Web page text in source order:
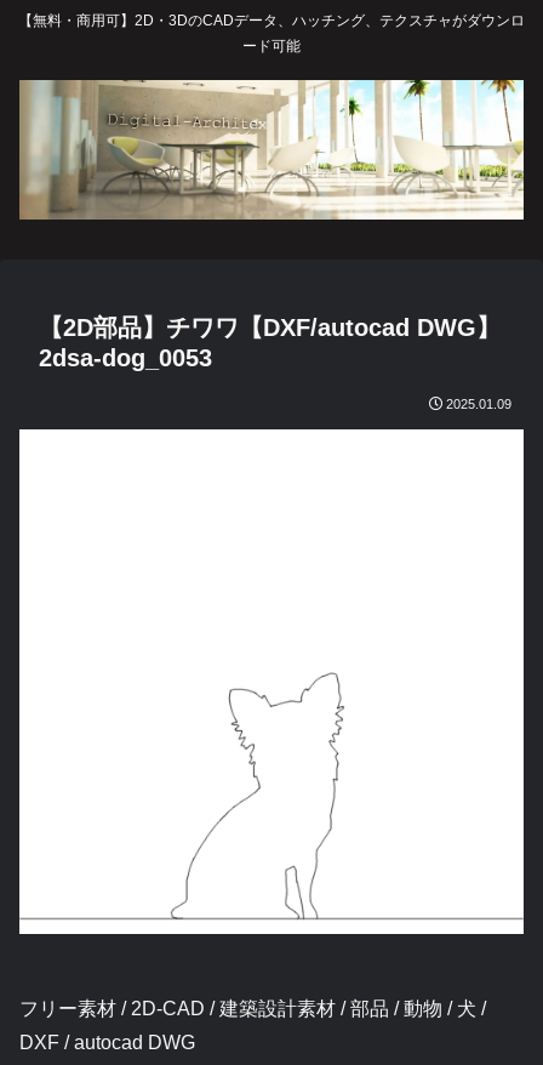
【無料・商用可】2D・3DのCADデータ、ハッチング、テクスチャがダウンロ
ード可能
【2D部品】チワワ【DXF/autocad DWG】
2dsa-dog_0053
2025.01.09
フリー素材 / 2D-CAD / 建築設計素材 / 部品 / 動物 / 犬 /
DXF / autocad DWG